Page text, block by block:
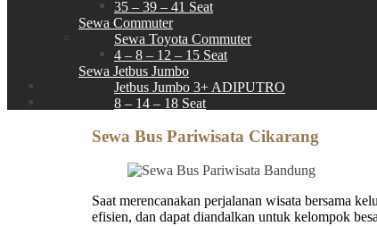
35 – 39 – 41 Seat
Sewa Commuter
Sewa Toyota Commuter
4 – 8 – 12 – 15 Seat
Sewa Jetbus Jumbo
Jetbus Jumbo 3+ ADIPUTRO
8 – 14 – 18 Seat
Sewa Bus Pariwisata Cikarang
Saat merencanakan perjalanan wisata bersama
efisien, dan dapat diandalkan untuk kelompok